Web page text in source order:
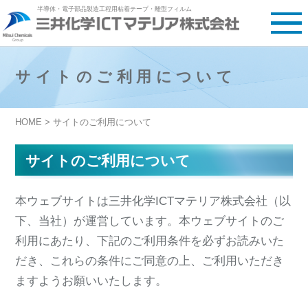
半導体・電子部品製造工程用粘着テープ・離型フィルム
サイトのご利用について
HOME > サイトのご利用について
サイトのご利用について
本ウェブサイトは三井化学ICTマテリア株式会社（以
下、当社）が運営しています。本ウェブサイトのご
利用にあたり、下記のご利用条件を必ずお読みいた
だき、これらの条件にご同意の上、ご利用いただき
ますようお願いいたします。